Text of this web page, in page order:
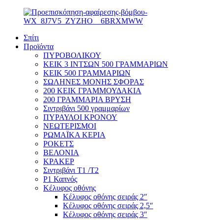
Σπίτι
Προϊόντα
ΠΥΡΟΒΟΛΙΚΟΥ
ΚΕΙΚ 3 ΙΝΤΣΩΝ 500 ΓΡΑΜΜΑΡΙΩΝ
ΚΕΙΚ 500 ΓΡΑΜΜΑΡΙΩΝ
ΣΩΛΗΝΕΣ ΜΟΝΗΣ ΣΦΟΡΑΣ
200 ΚΕΙΚ ΓΡΑΜΜΟΥΔΑΚΙΑ
200 ΓΡΑΜΜΑΡΙΑ ΒΡΥΣΗ
Σιντριβάνι 500 γραμμαρίων
ΠΥΡΑΥΛΟΙ ΚΡΟΝΟΥ
ΝΕΩΤΕΡΙΣΜΟΙ
ΡΩΜΑΪΚΑ ΚΕΡΙΑ
ΡΟΚΕΤΣ
ΒΕΛΟΝΙΑ
ΚΡΑΚΕΡ
Σιντριβάνι T1 /T2
P1 Καπνός
Κέλυφος οθόνης
Κέλυφος οθόνης σειράς 2″
Κέλυφος οθόνης σειράς 2,5″
Κέλυφος οθόνης σειράς 3″